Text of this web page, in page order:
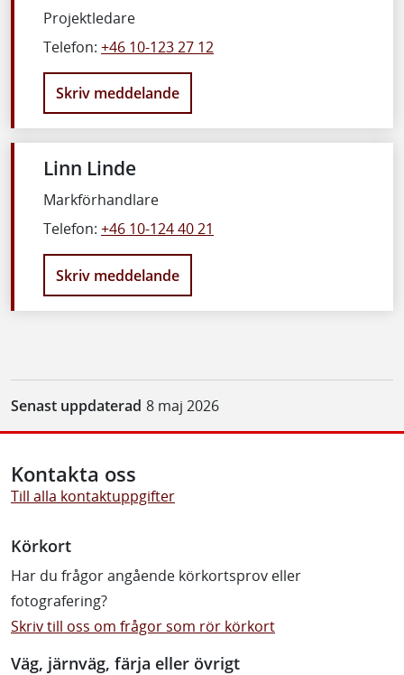
Projektledare
Telefon: +46 10-123 27 12
Skriv meddelande
Linn Linde
Markförhandlare
Telefon: +46 10-124 40 21
Skriv meddelande
Senast uppdaterad 8 maj 2026
Kontakta oss
Till alla kontaktuppgifter
Körkort
Har du frågor angående körkortsprov eller
fotografering?
Skriv till oss om frågor som rör körkort
Väg, järnväg, färja eller övrigt